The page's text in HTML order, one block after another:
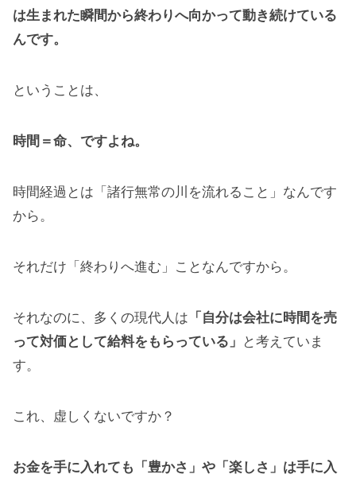
は生まれた瞬間から終わりへ向かって動き続けている
んです。
ということは、
時間＝命、ですよね。
時間経過とは「諸行無常の川を流れること」なんです
から。
それだけ「終わりへ進む」ことなんですから。
それなのに、多くの現代人は 「自分は会社に時間を売
って対価として給料をもらっている」
と考えていま
す。
これ、虚しくないですか？
お金を手に入れても「豊かさ」や「楽しさ」は手に入